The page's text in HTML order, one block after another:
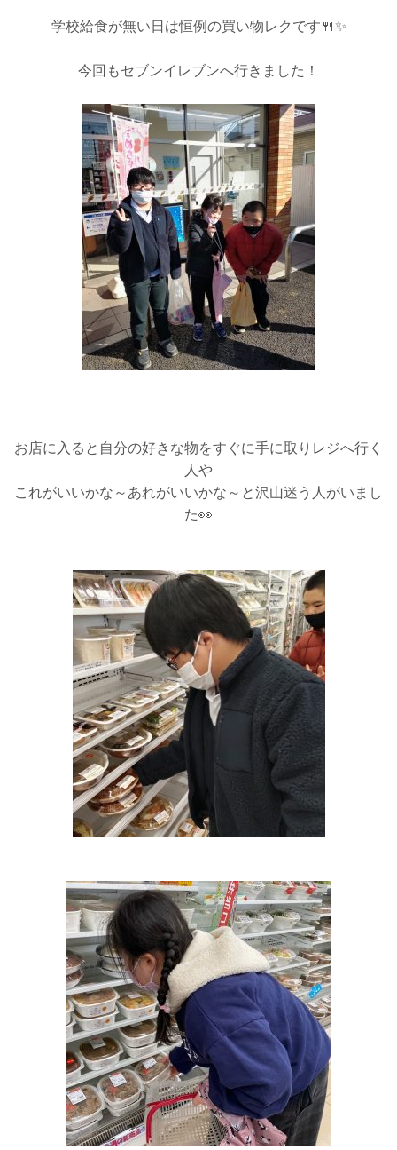
学校給食が無い日は恒例の買い物レクです🍴✨
今回もセブンイレブンへ行きました！
お店に入ると自分の好きな物をすぐに手に取りレジへ行く
人や
これがいいかな～あれがいいかな～と沢山迷う人がいまし
た👀